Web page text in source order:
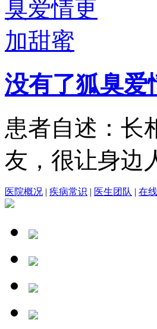
没有了狐臭爱
患者自述：长
友，很让身边
医院概况 | 疾病常识 | 医生团队 | 在